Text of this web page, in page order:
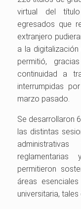
virtual del
egresados que
extranjero
a la
permitió,
continuidad a
interrumpidas
marzo pasado.
Se desarrollaron
las distintas
permitieron
áreas
universitaria,